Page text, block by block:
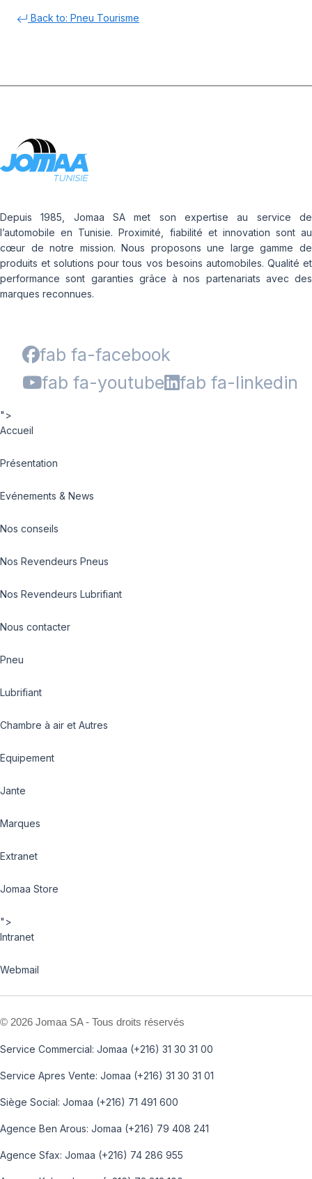
Back to: Pneu Tourisme
Depuis 1985, Jomaa SA met son expertise au service de
l’automobile en Tunisie. Proximité, fiabilité et innovation sont au
cœur de notre mission. Nous proposons une large gamme de
produits et solutions pour tous vos besoins automobiles. Qualité et
performance sont garanties grâce à nos partenariats avec des
marques reconnues.
fab fa-facebook
fab fa-youtube
fab fa-linkedin
">
Accueil
Présentation
Evénements & News
Nos conseils
Nos Revendeurs Pneus
Nos Revendeurs Lubrifiant
Nous contacter
Pneu
Lubrifiant
Chambre à air et Autres
Equipement
Jante
Marques
Extranet
Jomaa Store
">
Intranet
Webmail
© 2026 Jomaa SA - Tous droits réservés
Service Commercial: Jomaa (+216) 31 30 31 00
Service Apres Vente: Jomaa (+216) 31 30 31 01
Siège Social: Jomaa (+216) 71 491 600
Agence Ben Arous: Jomaa (+216) 79 408 241
Agence Sfax: Jomaa (+216) 74 286 955